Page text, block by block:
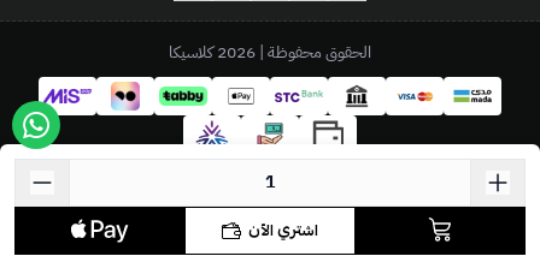
اشتري الآن
الحقوق محفوظة | 2026 كلاسيكا